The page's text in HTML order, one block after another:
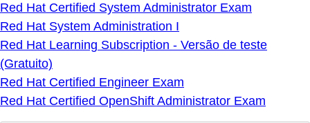
Red Hat Certified System Administrator Exam
Red Hat System Administration I
Red Hat Learning Subscription - Versão de teste
(Gratuito)
Red Hat Certified Engineer Exam
Red Hat Certified OpenShift Administrator Exam